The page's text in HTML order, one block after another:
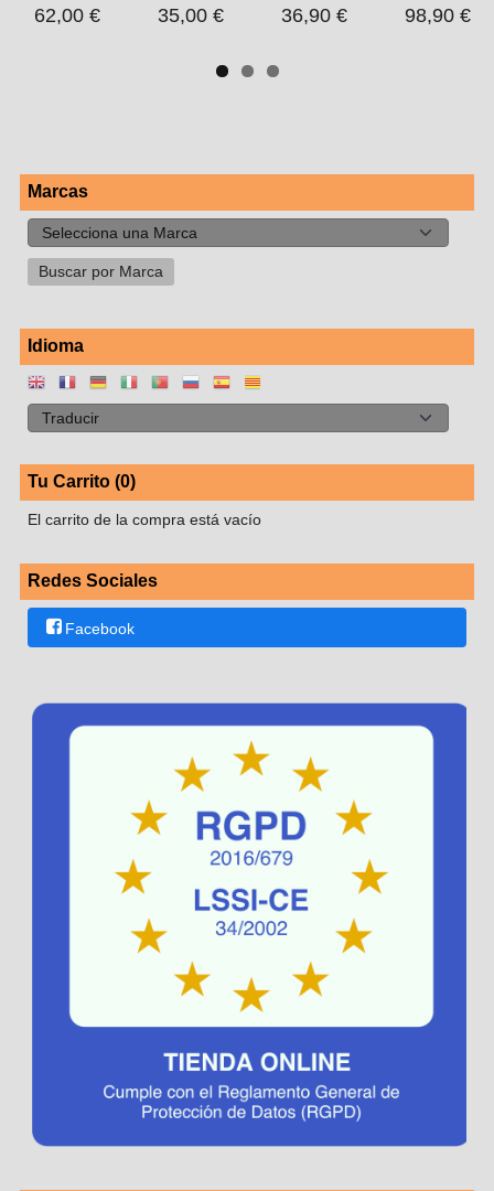
Marcas
Idioma
Tu Carrito (0)
El carrito de la compra está vacío
Redes Sociales
Facebook
62,00 € 35,00 € 36,90 € 98,90 €